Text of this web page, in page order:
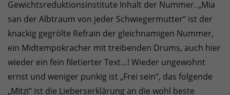
Gewichtsreduktionsinstitute Inhalt der Nummer. „Mia
san der Albtraum von jeder Schwiegermutter“ ist der
knackig gegrölte Refrain der gleichnamigen Nummer,
ein Midtempokracher mit treibenden Drums, auch hier
wieder ein fein filetierter Text…! Wieder ungewohnt
ernst und weniger punkig ist „Frei sein“, das folgende
„Mitzi“ ist die Lieberserklärung an die wohl beste